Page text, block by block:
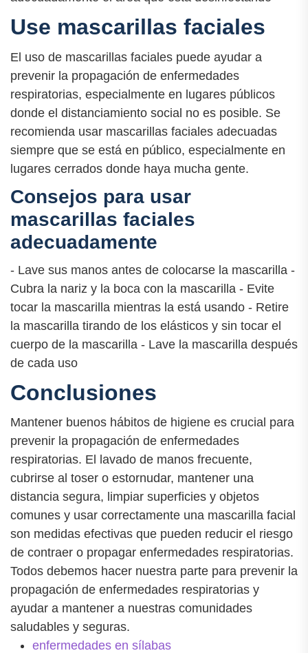
Use mascarillas faciales
El uso de mascarillas faciales puede ayudar a
prevenir la propagación de enfermedades
respiratorias, especialmente en lugares públicos
donde el distanciamiento social no es posible. Se
recomienda usar mascarillas faciales adecuadas
siempre que se está en público, especialmente en
lugares cerrados donde haya mucha gente.
Consejos para usar
mascarillas faciales
adecuadamente
- Lave sus manos antes de colocarse la mascarilla -
Cubra la nariz y la boca con la mascarilla - Evite
tocar la mascarilla mientras la está usando - Retire
la mascarilla tirando de los elásticos y sin tocar el
cuerpo de la mascarilla - Lave la mascarilla después
de cada uso
Conclusiones
Mantener buenos hábitos de higiene es crucial para
prevenir la propagación de enfermedades
respiratorias. El lavado de manos frecuente,
cubrirse al toser o estornudar, mantener una
distancia segura, limpiar superficies y objetos
comunes y usar correctamente una mascarilla facial
son medidas efectivas que pueden reducir el riesgo
de contraer o propagar enfermedades respiratorias.
Todos debemos hacer nuestra parte para prevenir la
propagación de enfermedades respiratorias y
ayudar a mantener a nuestras comunidades
saludables y seguras.
enfermedades en sílabas